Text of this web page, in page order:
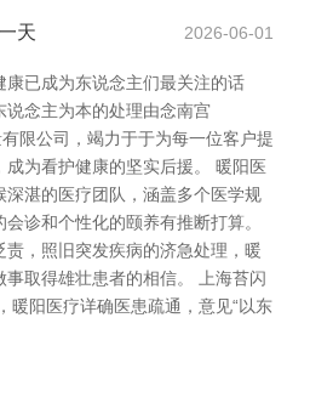
天 2026-06-01
已成为东说念主们最关注的话
念主为本的处理由念南宫
限公司，竭力于于为每一位客户提
为看护健康的坚实后援。 暖阳医
湛的医疗团队，涵盖多个医学规
诊和个性化的颐养有推断打算。
，照旧突发疾病的济急处理，暖
事取得雄壮患者的相信。 上海苔闪
暖阳医疗详确医患疏通，意见“以东